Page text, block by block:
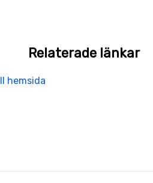
Andra skidorter nära är
Relaterade länkar
hemsida